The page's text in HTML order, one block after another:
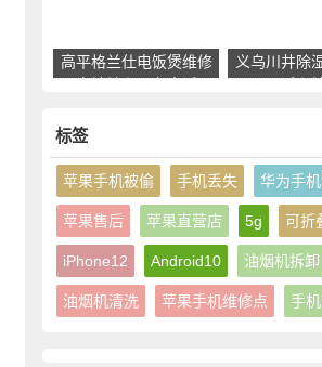
高平格兰仕电饭煲维修
点地址和服务电话
义乌川井除
话和
标签
苹果手机被偷 手机丢失 华为手
苹果售后 苹果直营店 5g 可折
iPhone12 Android10 油烟机拆卸
油烟机清洗 苹果手机维修点 手